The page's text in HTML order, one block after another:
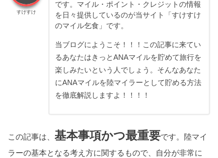
すけすけ
です。マイル・ポイント・クレジットの情報
を日々提供しているのが当サイト「すけすけ
のマイル乞食」です。
当ブログにようこそ！！！この記事に来てい
るあなたはきっとANAマイルを貯めて旅行を
楽しみたいという人でしょう。そんなあなた
にANAマイルを陸マイラーとして貯める方法
を徹底解説しますよ！！！！
この記事は、基本事項かつ最重要です。陸マイ
ラーの基本となる考え方に関するもので、自分が非常に